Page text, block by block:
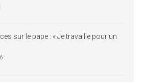
sur le pape : « Je travaille pour un